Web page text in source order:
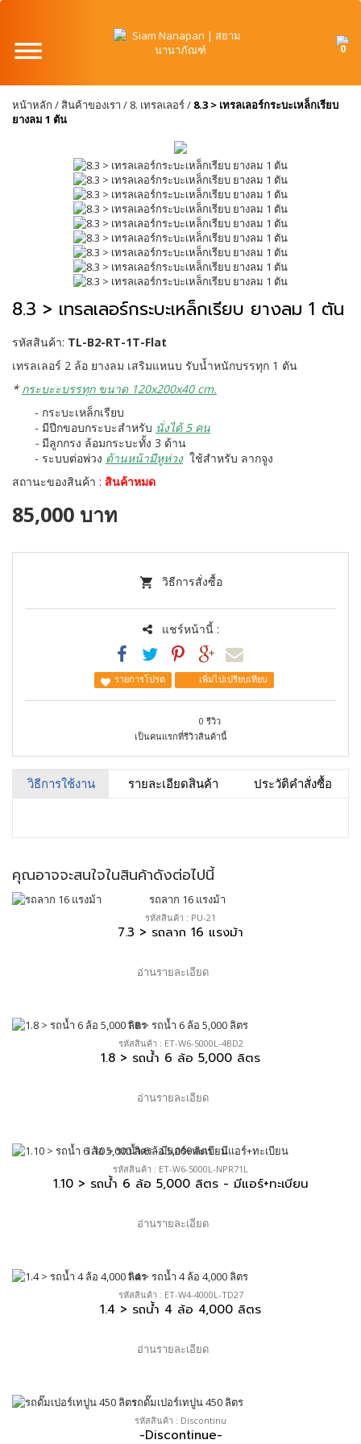
0
หน้าหลัก / สินค้าของเรา / 8. เทรลเลอร์/ 8.3 > เทรลเลอร์กระบะเหล็กเรียบ
ยางลม 1 ตัน
8.3 > เทรลเลอร์กระบะเหล็กเรียบ ยางลม 1 ตัน
รหัสสินค้า: TL-B2-RT-1T-Flat
เทรลเลอร์ 2 ล้อ ยางลม เสริมแหนบ รับน้ำหนักบรรทุก 1 ตัน
* กระบะะบรรทุก ขนาด 120x200x40 cm.
- กระบะเหล็กเรียบ
- มีปีกขอบกระบะสำหรับ นั่งได้ 5 คน
- มีลูกกรง ล้อมกระบะทั้ง 3 ด้าน
- ระบบต่อพ่วง ด้านหน้ามีหูห่วง ใช้สำหรับ ลากจูง
สถานะของสินค้า : สินค้าหมด
85,000 บาท
วิธีการสั่งซื้อ
แชร์หน้านี้ :
รายการโปรด เพิ่มไปเปรียบเทียบ
0 รีวิว
เป็นคนแรกที่รีวิวสินค้านี้
วิธีการใช้งาน รายละเอียดสินค้า ประวัติคำสั่งซื้อ
คุณอาจจะสนใจในสินค้าดังต่อไปนี้
รหัสสินค้า : PU-21
7.3 > รถลาก 16 แรงม้า
อ่านรายละเอียด
รหัสสินค้า : ET-W6-5000L-4BD2
1.8 > รถน้ำ 6 ล้อ 5,000 ลิตร
อ่านรายละเอียด
รหัสสินค้า : ET-W6-5000L-NPR71L
1.10 > รถน้ำ 6 ล้อ 5,000 ลิตร - มีแอร์+ทะเบียน
อ่านรายละเอียด
รหัสสินค้า : ET-W4-4000L-TD27
1.4 > รถน้ำ 4 ล้อ 4,000 ลิตร
อ่านรายละเอียด
รหัสสินค้า : Discontinu
-Discontinue-